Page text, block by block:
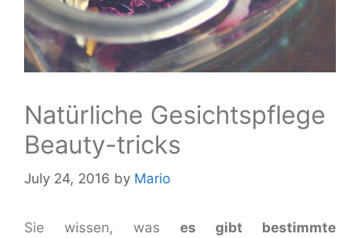
Natürliche Gesichtspflege
Beauty-tricks
July 24, 2016 by Mario
Sie wissen, was es gibt bestimmte